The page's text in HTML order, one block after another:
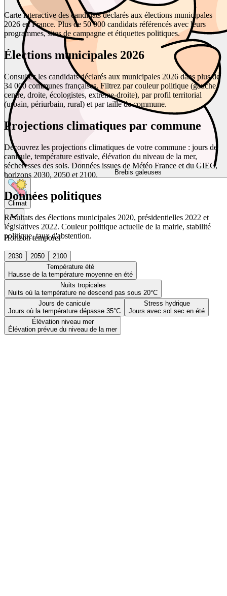
Brebis galeuses
Climat
Horizon temporel
2030 2050
2100
Température été
Hausse de la température moyenne en été
Nuits tropicales
Nuits où la température ne descend pas sous 20°C
Jours de canicule
Jours où la température dépasse 35°C
Stress hydrique
Jours avec sol sec en été
Élévation niveau mer
Élévation prévue du niveau de la mer
Carte interactive des candidats déclarés aux élections municipales
2026 en France. Plus de 50 000 candidats référencés avec leurs
programmes, sites de campagne et étiquettes politiques.
Élections municipales 2026
Consultez les candidats déclarés aux municipales 2026 dans plus de
34 000 communes françaises. Filtrez par couleur politique (gauche,
centre, droite, écologistes, extrême-droite), par profil territorial
(urbain, périurbain, rural) et par taille de commune.
Projections climatiques par commune
Découvrez les projections climatiques de votre commune : jours de
canicule, température estivale, élévation du niveau de la mer,
sécheresses des sols. Données issues de Météo France et du GIEC,
horizons 2030, 2050 et 2100.
Données politiques
Résultats des élections municipales 2020, présidentielles 2022 et
législatives 2022. Couleur politique actuelle de la mairie, stabilité
politique, taux d'abstention.